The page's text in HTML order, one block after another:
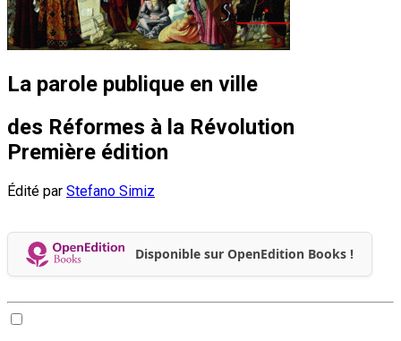
La parole publique en ville
des Réformes à la Révolution
Première édition
Édité par Stefano Simiz
Disponible sur OpenEdition Books !